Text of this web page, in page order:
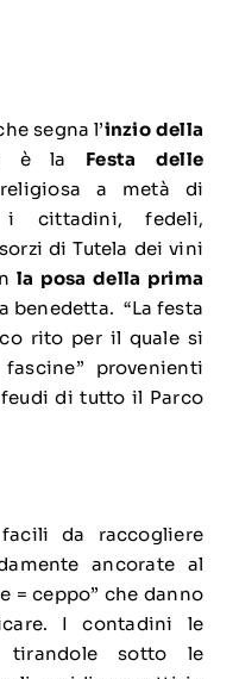
segna l’inzio della
è la Festa delle
a metà di
i cittadini, fedeli,
di Tutela dei vini
la posa della prima
benedetta. “La festa
rito per il quale si
provenienti
di tutto il Parco
da raccogliere
ancorate al
= ceppo” che danno
I contadini le
tirandole sotto le